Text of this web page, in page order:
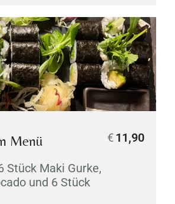
Menü
Stück Maki Gurke,
und 6 Stück
11,90
€